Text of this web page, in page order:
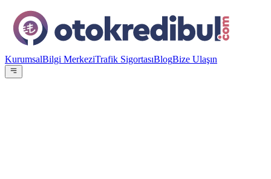
KurumsalBilgi MerkeziTrafik SigortasıBlogBize Ulaşın